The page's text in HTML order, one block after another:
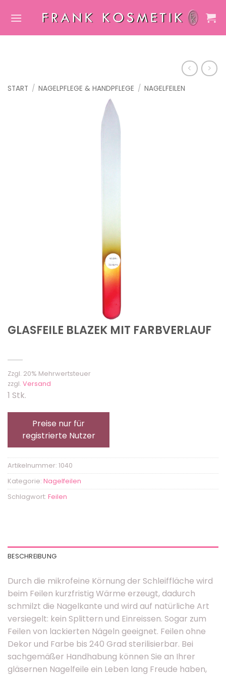
Inhalt
START / NAGELPFLEGE & HANDPFLEGE / NAGELFEILEN
GLASFEILE BLAZEK MIT FARBVERLAUF
Zzgl. 20% Mehrwertsteuer
zzgl. Versand
1 Stk.
Preise nur für
registrierte Nutzer
Artikelnummer: 1040
Kategorie: Nagelfeilen
Schlagwort: Feilen
BESCHREIBUNG
Durch die mikrofeine Körnung der Schleiffläche wird
beim Feilen kurzfristig Wärme erzeugt, dadurch
schmilzt die Nagelkante und wird auf natürliche Art
versiegelt: kein Splittern und Einreissen. Sogar zum
Feilen von lackierten Nägeln geeignet. Feilen ohne
Dekor und Farbe bis 240 Grad sterilisierbar. Bei
sachgemäßer Handhabung können Sie an Ihrer
gläsernen Nagelfeile ein Leben lang Freude haben,